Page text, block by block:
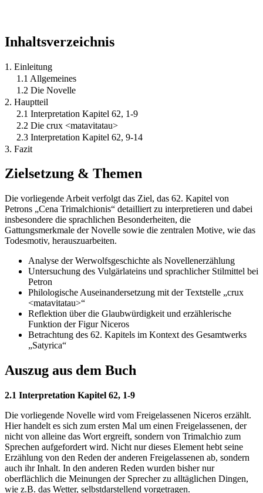
Inhaltsverzeichnis
1. Einleitung
1.1 Allgemeines
1.2 Die Novelle
2. Hauptteil
2.1 Interpretation Kapitel 62, 1-9
2.2 Die crux <matavitatau>
2.3 Interpretation Kapitel 62, 9-14
3. Fazit
Zielsetzung & Themen
Die vorliegende Arbeit verfolgt das Ziel, das 62. Kapitel von
Petrons „Cena Trimalchionis“ detailliert zu interpretieren und dabei
insbesondere die sprachlichen Besonderheiten, die
Gattungsmerkmale der Novelle sowie die zentralen Motive, wie das
Todesmotiv, herauszuarbeiten.
Analyse der Werwolfsgeschichte als Novellenerzählung
Untersuchung des Vulgärlateins und sprachlicher Stilmittel bei
Petron
Philologische Auseinandersetzung mit der Textstelle „crux
<matavitatau>“
Reflektion über die Glaubwürdigkeit und erzählerische
Funktion der Figur Niceros
Betrachtung des 62. Kapitels im Kontext des Gesamtwerks
„Satyrica“
Auszug aus dem Buch
2.1 Interpretation Kapitel 62, 1-9
Die vorliegende Novelle wird vom Freigelassenen Niceros erzählt.
Hier handelt es sich zum ersten Mal um einen Freigelassenen, der
nicht von alleine das Wort ergreift, sondern von Trimalchio zum
Sprechen aufgefordert wird. Nicht nur dieses Element hebt seine
Erzählung von den Reden der anderen Freigelassenen ab, sondern
auch ihr Inhalt. In den anderen Reden wurden bisher nur
oberflächlich die Meinungen der Sprecher zu alltäglichen Dingen,
wie z.B. das Wetter, selbstdarstellend vorgetragen.